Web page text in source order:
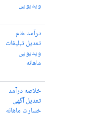
ویدیویی
درآمد خام
تعدیل تبلیغات
ویدیویی
ماهانه
خلاصه درآمد
تعدیل آگهی
خسارت ماهانه